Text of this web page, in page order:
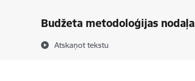
Budžeta metodoloģijas nodaļa
Atskaņot tekstu